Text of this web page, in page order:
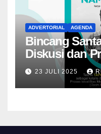
ADVERTORIAL AGENDA
Bincang
Diskusi dan
Foto
23 JULI 2025